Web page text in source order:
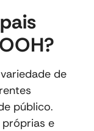
de
público.
e